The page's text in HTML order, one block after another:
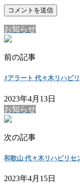
お知らせ
前の記事
Jアラート 代々木リハビ
2023年4月13日
お知らせ
次の記事
和歌山 代々木リハビリセ
2023年4月15日